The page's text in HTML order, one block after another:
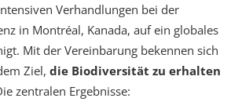
Verhandlungen bei der
in Montréal, Kanada, auf ein globales
Mit der Vereinbarung bekennen sich
Ziel, die Biodiversität zu erhalten
zentralen Ergebnisse: